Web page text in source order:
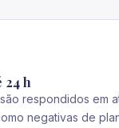
24 h
respondidos em
negativas de